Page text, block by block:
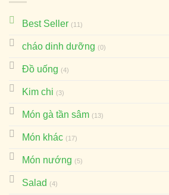
Best Seller (11)
cháo dinh dưỡng (0)
Đồ uống (4)
Kim chi (3)
Món gà tần sâm (13)
Món khác (17)
Món nướng (5)
Salad (4)